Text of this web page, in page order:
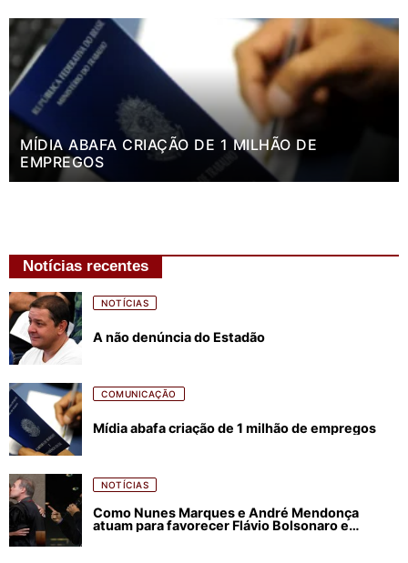
MÍDIA ABAFA CRIAÇÃO DE 1 MILHÃO DE
EMPREGOS
Notícias recentes
NOTÍCIAS
A não denúncia do Estadão
COMUNICAÇÃO
Mídia abafa criação de 1 milhão de empregos
NOTÍCIAS
Como Nunes Marques e André Mendonça
atuam para favorecer Flávio Bolsonaro e